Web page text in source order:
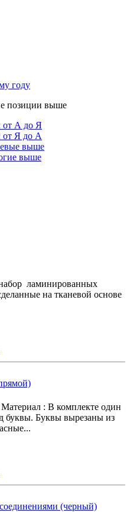
году
позиции выше
от А до Я
от Я до А
выше
выше
ламинированных
на тканевой основе
: В комплекте один
буквы. Буквы вырезаны из
(черный)